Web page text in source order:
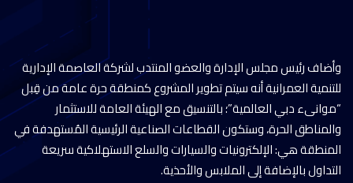
وأضاف رئيس مجلس الإدارة والعضو المنتدب لشركة العاصمة الإدارية
للتنمية العمرانية أنه سيتم تطوير المشروع كمنطقة حرة عامة من قِبل
“موانىء دبي العالمية”؛ بالتنسيق مع الهيئة العامة للاستثمار
والمناطق الحرة، وستكون القطاعات الصناعية الرئيسية المُستهدفة في
المنطقة هي: الإلكترونيات والسيارات والسلع الاستهلاكية سريعة
التداول بالإضافة إلى الملابس والأحذية.